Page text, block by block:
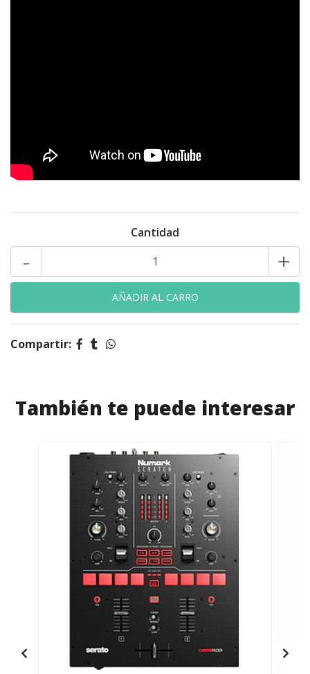
Cantidad
+
-
Compartir:
También te puede interesar